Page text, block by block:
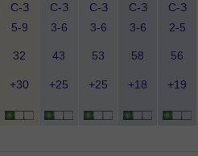
С-З
5-9
С-З
3-6
С-З
3-6
С-З
3-6
С-З
2-5
32 43 53 58 56
+30 +25 +25 +18 +19